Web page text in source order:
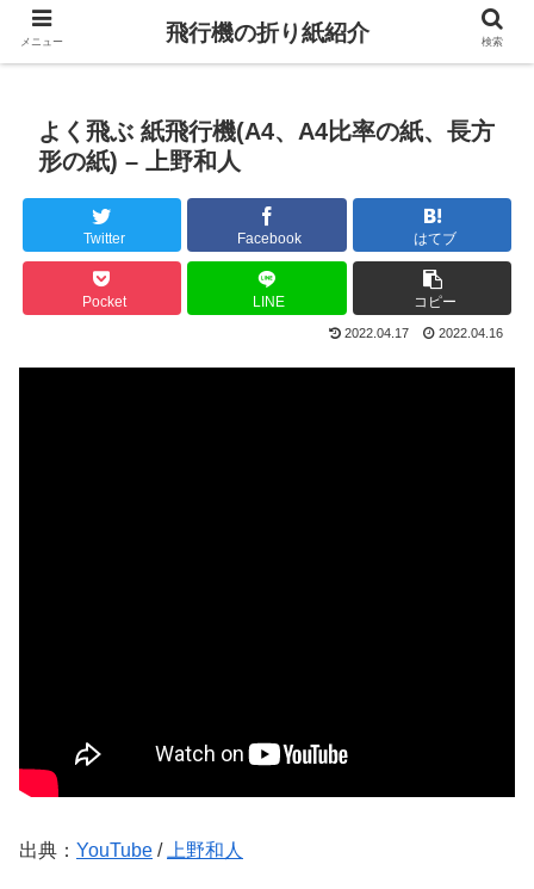
よく飛ぶ 紙飛行機(A4、A4比率の紙、長方
形の紙) – 上野和人
Twitter Facebook はてブ
Pocket LINE コピー
2022.04.17 2022.04.16
出典： YouTube / 上野和人
メニュー 飛行機の折り紙紹介 検索